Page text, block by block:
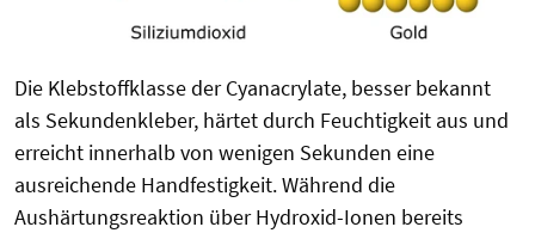
Die Klebstoffklasse der Cyanacrylate, besser bekannt
als Sekundenkleber, härtet durch Feuchtigkeit aus und
erreicht innerhalb von wenigen Sekunden eine
ausreichende Handfestigkeit. Während die
Aushärtungsreaktion über Hydroxid-Ionen bereits